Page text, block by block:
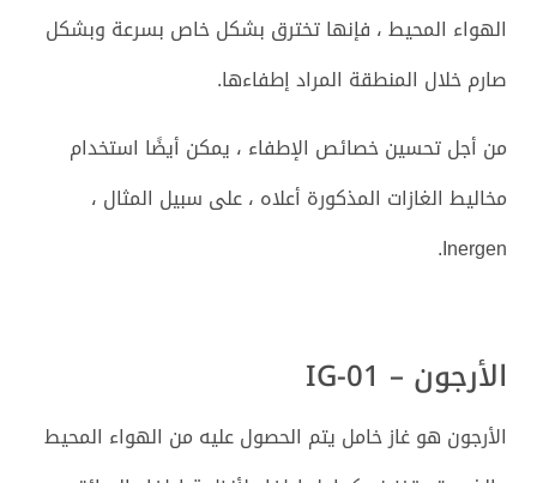
الهواء المحيط ، فإنها تخترق بشكل خاص بسرعة وبشكل
صارم خلال المنطقة المراد إطفاءها.
من أجل تحسين خصائص الإطفاء ، يمكن أيضًا استخدام
مخاليط الغازات المذكورة أعلاه ، على سبيل المثال ،
Inergen.
الأرجون – IG-01
الأرجون هو غاز خامل يتم الحصول عليه من الهواء المحيط